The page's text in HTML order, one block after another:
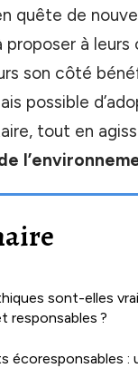
quête de
à leurs
son côté
possible
tout en
sont-elles
responsables ?
écoresponsables :